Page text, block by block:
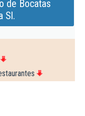
de Bocatas
Sl.